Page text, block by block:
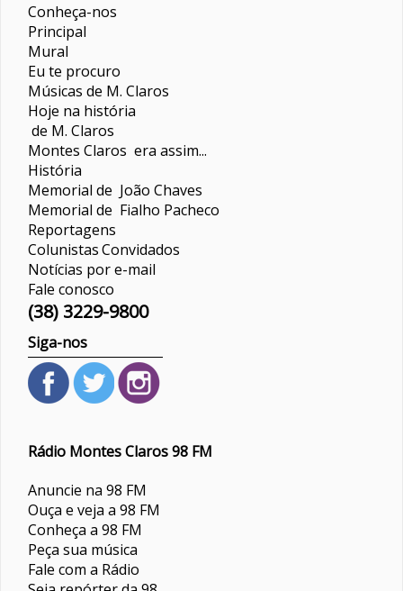
Conheça-nos
Principal
Mural
Eu te procuro
Músicas de M. Claros
Hoje na história
de M. Claros
Montes Claros era assim...
História
Memorial de João Chaves
Memorial de Fialho Pacheco
Reportagens
ColunistasConvidados
Notícias por e-mail
Fale conosco
(38) 3229-9800
Siga-nos
Rádio Montes Claros 98 FM
Anuncie na 98 FM
Ouça e veja a 98 FM
Conheça a 98 FM
Peça sua música
Fale com a Rádio